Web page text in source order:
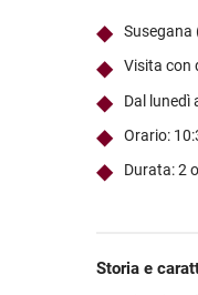
Susegana
Visita con
Dal lunedì
Orario:
Durata: 2
Storia e